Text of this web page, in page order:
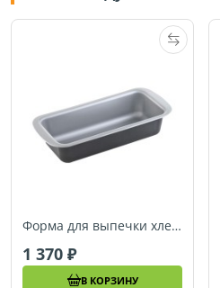
Форма для выпечки хлеба и кексов Berndes SPECIALS, 25 x 10,8 см (053326)
1 370
В КОРЗИНУ